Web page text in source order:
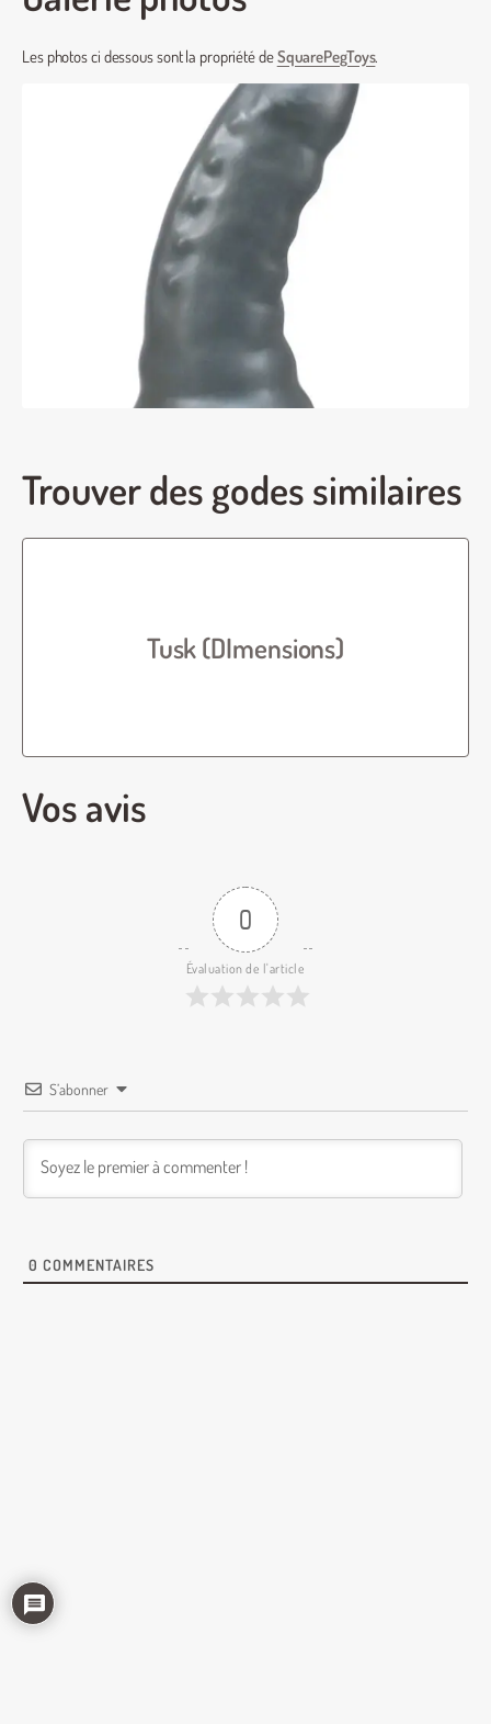
Les photos ci dessous sont la propriété deSquarePegToys.
Trouver des godes similaires
Tusk (DImensions)
Vos avis
0
Évaluation de l'article
S’abonner
0 COMMENTAIRES